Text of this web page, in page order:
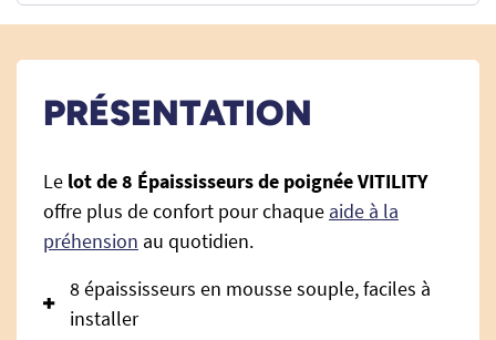
PRÉSENTATION
Le lot de 8 Épaississeurs de poignée VITILITY
offre plus de confort pour chaque aide à la
préhension au quotidien.
8 épaississeurs en mousse souple, faciles à
installer